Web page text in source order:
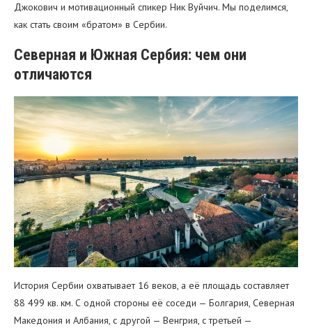
Джокович и мотивационный спикер Ник Вуйчич. Мы поделимся,
как стать своим «братом» в Сербии.
Северная и Южная Сербия: чем они
отличаются
История Сербии охватывает 16 веков, а её площадь составляет
88 499 кв. км. С одной стороны её соседи — Болгария, Северная
Македония и Албания, с другой — Венгрия, с третьей —